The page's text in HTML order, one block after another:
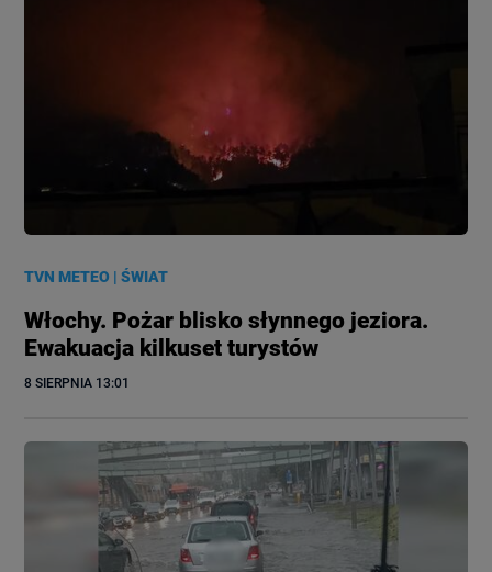
TVN METEO |ŚWIAT
Włochy. Pożar blisko słynnego jeziora.
Ewakuacja kilkuset turystów
8 SIERPNIA 13:01